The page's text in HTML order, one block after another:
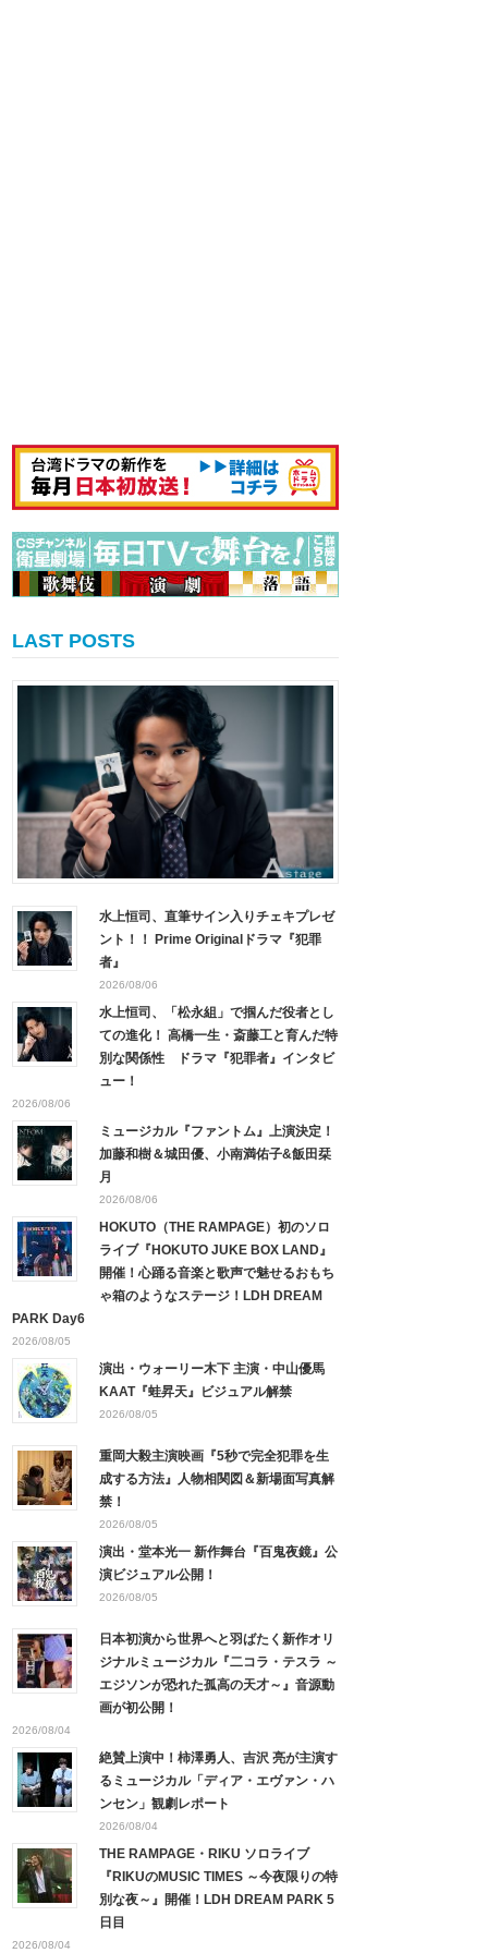
LAST POSTS
水上恒司、直筆サイン入りチェキプレゼ
ント！！ Prime Originalドラマ『犯罪
者』
2026/08/06
水上恒司、「松永組」で掴んだ役者とし
ての進化！ 高橋一生・斎藤工と育んだ特
別な関係性 ドラマ『犯罪者』インタビ
ュー！
2026/08/06
ミュージカル『ファントム』上演決定！
加藤和樹＆城田優、小南満佑子&飯田栞
月
2026/08/06
HOKUTO（THE RAMPAGE）初のソロ
ライブ『HOKUTO JUKE BOX LAND』
開催！心踊る音楽と歌声で魅せるおもち
ゃ箱のようなステージ！LDH DREAM
PARK Day6
2026/08/05
演出・ウォーリー木下 主演・中山優馬
KAAT『蛙昇天』ビジュアル解禁
2026/08/05
重岡大毅主演映画『5秒で完全犯罪を生
成する方法』人物相関図＆新場面写真解
禁！
2026/08/05
演出・堂本光一 新作舞台『百鬼夜鏡』公
演ビジュアル公開！
2026/08/05
日本初演から世界へと羽ばたく新作オリ
ジナルミュージカル『二コラ・テスラ ～
エジソンが恐れた孤高の天才～』音源動
画が初公開！
2026/08/04
絶賛上演中！柿澤勇人、吉沢 亮が主演す
るミュージカル「ディア・エヴァン・ハ
ンセン」観劇レポート
2026/08/04
THE RAMPAGE・RIKU ソロライブ
『RIKUのMUSIC TIMES ～今夜限りの特
別な夜～』開催！LDH DREAM PARK 5
日目
2026/08/04